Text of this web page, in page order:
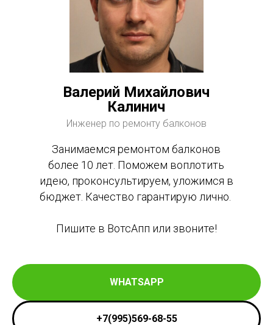
Валерий Михайлович
Калинич
Инженер по ремонту балконов
Занимаемся ремонтом балконов
более 10 лет. Поможем воплотить
идею, проконсультируем, уложимся в
бюджет. Качество гарантирую лично.
Пишите в ВотсАпп или звоните!
WHATSAPP
+7(995)569-68-55